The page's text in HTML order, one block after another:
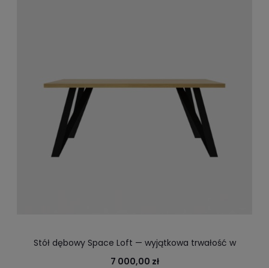
Stół dębowy Space Loft — wyjątkowa trwałość w
industrialnym wnętrzu.
7 000,00 zł